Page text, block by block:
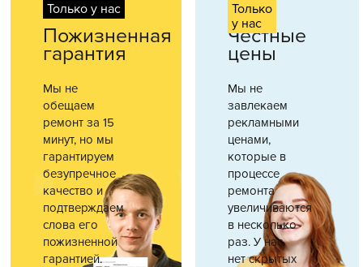
Только у нас
Пожизненная
гарантия
Мы не
обещаем
ремонт за 15
минут, но мы
гарантируем
безупречное
качество и
подтверждаем
слова его
пожизненной
гарантией.
Только
у нас
Честные
цены
Мы не
завлекаем
рекламными
ценами,
которые в
процессе
ремонта
увеличиваются
в несколько
раз. У нас
нет скрытых